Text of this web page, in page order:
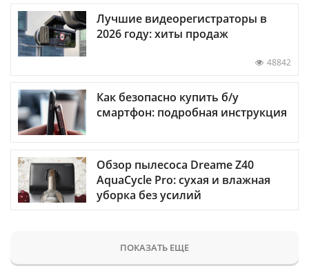
Лучшие видеорегистраторы в
2026 году: хиты продаж
48842
Как безопасно купить б/у
смартфон: подробная инструкция
Обзор пылесоса Dreame Z40
AquaCycle Pro: сухая и влажная
уборка без усилий
ПОКАЗАТЬ ЕЩЕ